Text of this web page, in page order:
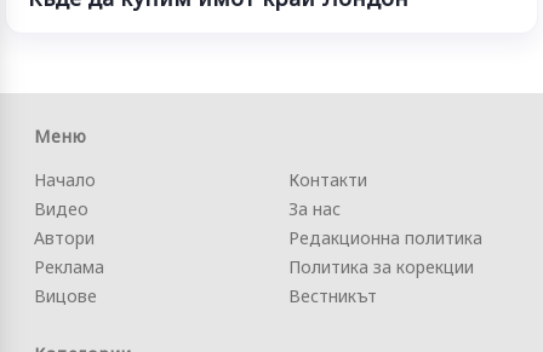
Меню
Начало
Видео
Автори
Реклама
Вицове
Контакти
За нас
Редакционна политика
Политика за корекции
Вестникът